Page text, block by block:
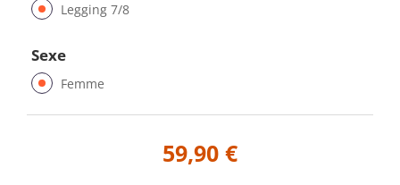
Legging 7/8
Sexe
Femme
59,90 €